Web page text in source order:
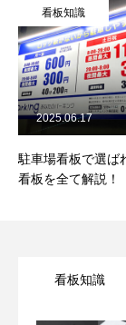
看板知識
駐車場看板で選ば
看板を全て解説！
2025.06.17
看板知識